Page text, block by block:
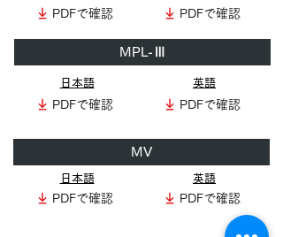
PDFで確認 PDFで確認
MPL-Ⅲ
PDFで確認
日本語
PDFで確認
英語
MV
PDFで確認
日本語
PDFで確認
英語